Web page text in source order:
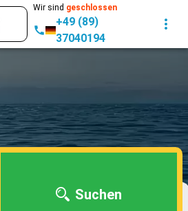
Wir sind geschlossen
+49 (89)
37040194
Suchen